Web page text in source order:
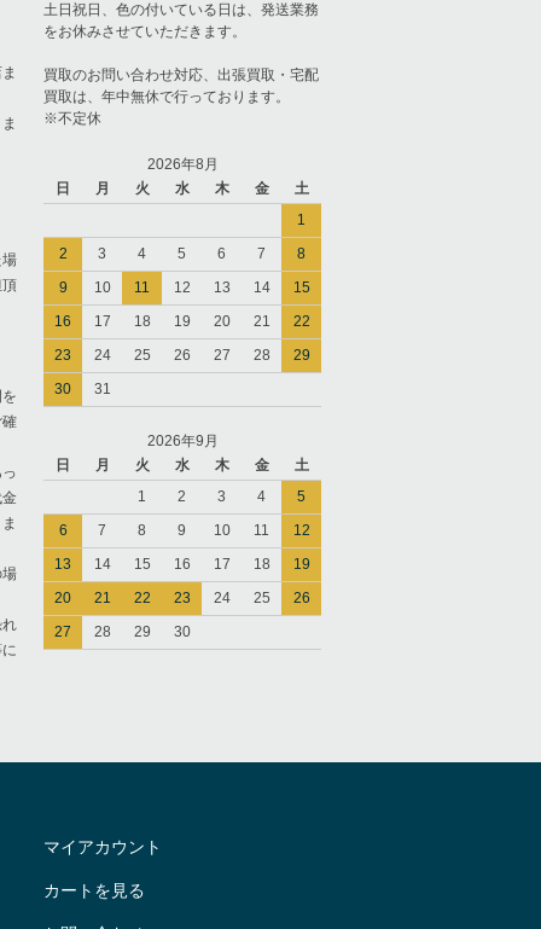
土日祝日、色の付いている日は、発送業務
をお休みさせていただきます。
買取のお問い合わせ対応、出張買取・宅配
買取は、年中無休で行っております。
※不定休
2026年8月
日
月 火 水 木 金
土
1
2
3 4 5 6 7
8
9
10 11 12 13 14
15
16
17 18 19 20 21
22
23
24 25 26 27 28
29
30
31
2026年9月
日
月 火 水 木 金
土
1
2 3 4
5
6
7 8 9 10 11
12
13
14 15 16 17 18
19
20
21 22 23 24 25
26
27
28 29 30
マイアカウント
カートを見る